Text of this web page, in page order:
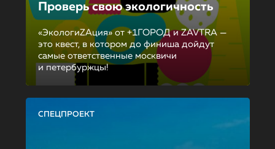
Проверь свою экологичность
«ЭкологиZAция» от +1ГОРОД и ZAVTRA —
это квест, в котором до финиша дойдут
самые ответственные москвичи
и петербуржцы!
СПЕЦПРОЕКТ